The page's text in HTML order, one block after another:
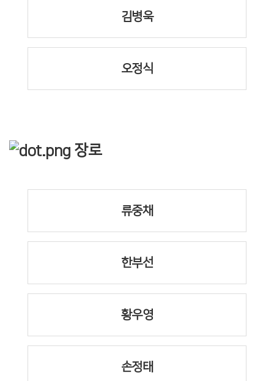
김병욱
오정식
장로
류중채
한부선
황우영
손정태